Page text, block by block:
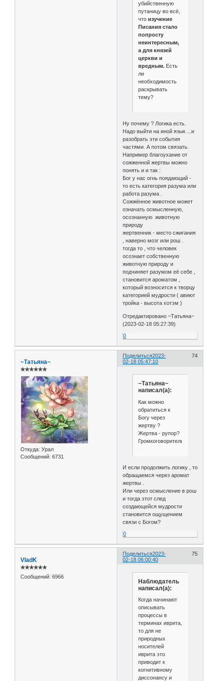
убийственную
путаницу во всё,
что изучение
Писания стало
попросту
неинтересным,
а для князей
церкви и
вредным.Есть
ли
необходимость
раскрывать
тему?
Ну почему ? Логика есть.
Надо выйти на иной язык ...и
разобрать эти события
частями. А потом связать.
Например благоухание от
сожженной жертвы можно
понять и и так :
Бог у нас огнь поядающий -
то есть категория разума или
работа разума .
Сожжённое животное может
означать осмысленную,
осознанную животную
природу
жертвенник - место сжигания
, наверно мозг или рош .
тогда то , что человек
осознает собственную
животную природу и
подчиняет разумом её себе ,
становится ароматом ,
который возносится к творцу
категорией мудрости ( авиют
тройка - высота хотэм )
Отредактировано ~Татьяна~
(2023-02-18 05:27:39)
0
Поделиться 74
2023-
02-18 05:47:10
~Татьяна~
✯✯✯✯✯✯
Откуда: Урал
Сообщений: 6731
~Татьяна~
написал(а):
Как можно
обратиться к
Богу через
жертву ?
Жертва - рупор?
Громкоговоритель?
И если продолжить логику , то
обращаемся через аромат
жертвы .
Или через осмысление в рош
и тогда этот след
создающейся мудрости
становится ощущением
связи с Богом?
0
Поделиться 75
2023-
02-18 06:00:40
VladK
✯✯✯✯✯✯
Сообщений: 6966
Наблюдатель
написал(а):
Когда начинают
описывать
процессы в
терминах иврита,
то для не
природных
носителей
иврита это
приводит к
когнитивному
диссонансу и